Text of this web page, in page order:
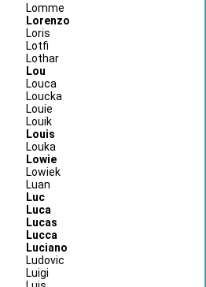
Lomme
Lorenzo
Loris
Lotfi
Lothar
Lou
Louca
Loucka
Louie
Louik
Louis
Louka
Lowie
Lowiek
Luan
Luc
Luca
Lucas
Lucca
Luciano
Ludovic
Luigi